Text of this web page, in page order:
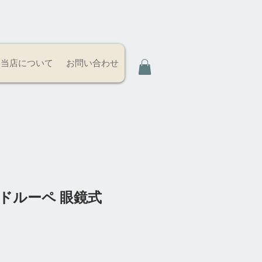
当店について お問い合わせ
ルーペ 眼鏡式